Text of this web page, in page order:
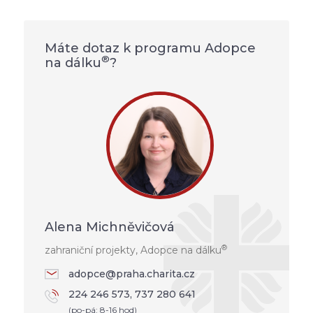
Máte dotaz k programu Adopce
na dálku®?
Alena Michněvičová
zahraniční projekty, Adopce na dálku®
adopce@praha.charita.cz
224 246 573, 737 280 641
(po-pá: 8-16 hod)